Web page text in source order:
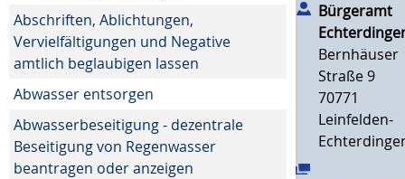
Abschriften, Ablichtungen,
Vervielfältigungen und Negative
amtlich beglaubigen lassen
Abwasser entsorgen
Abwasserbeseitigung - dezentrale
Beseitigung von Regenwasser
beantragen oder anzeigen
Bürgeramt
Bernhäuser
Straße 9
70771
Leinfelden-